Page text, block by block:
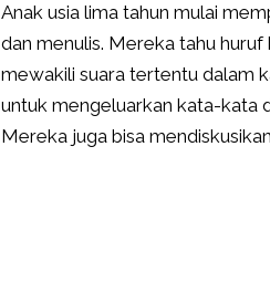
Anak usia lima tahun mulai
dan menulis. Mereka tahu
mewakili suara tertentu dalam
untuk mengeluarkan kata-kata
Mereka juga bisa